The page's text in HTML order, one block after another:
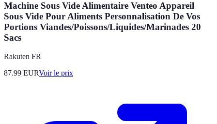
Machine Sous Vide Alimentaire Venteo Appareil
Sous Vide Pour Aliments Personnalisation De Vos
Portions Viandes/Poissons/Liquides/Marinades 20
Sacs
Rakuten FR
87.99 EURVoir le prix